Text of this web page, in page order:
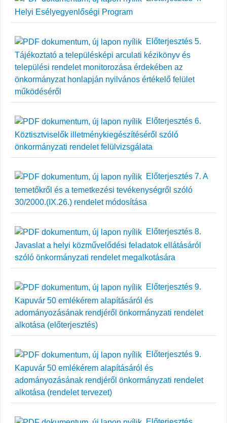
Helyi Esélyegyenlőségi Program
Előterjesztés 5.
Tájékoztató a településképi arculati kézikönyv és
települési rendelet monitorozása érdekében az
önkormányzat honlapján nyilvános értékelő felület
működéséről
Előterjesztés 6.
Köztisztviselők illetménykiegészítéséről szóló
önkormányzati rendelet felülvizsgálata
Előterjesztés 7. A
temetőkről és a temetkezési tevékenységről szóló
30/2000.(IX.26.) rendelet módosítása
Előterjesztés 8.
Javaslat a helyi közművelődési feladatok ellátásáról
szóló önkormányzati rendelet megalkotására
Előterjesztés 9.
Kapuvár 50 emlékérem alapításáról és
adományozásának rendjéről önkormányzati rendelet
alkotása (előterjesztés)
Előterjesztés 9.
Kapuvár 50 emlékérem alapításáról és
adományozásának rendjéről önkormányzati rendelet
alkotása (rendelet tervezet)